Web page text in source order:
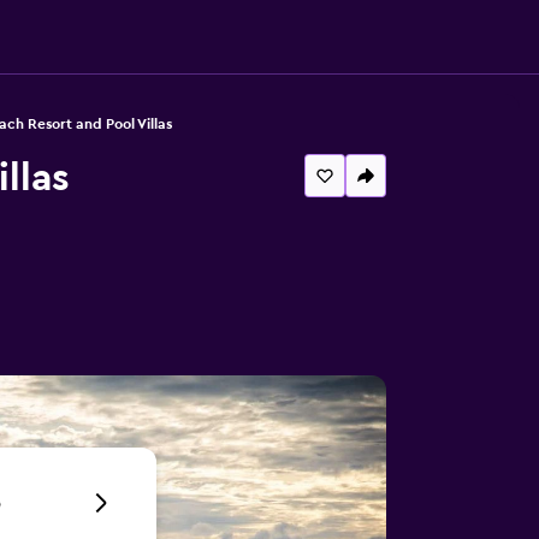
Resort and Pool Villas